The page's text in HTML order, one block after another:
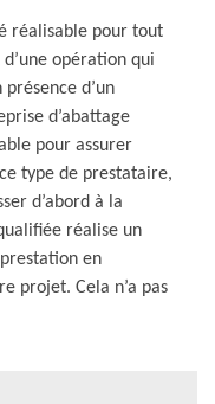
réalisable pour tout
opération qui
d’un
d’abattage
pour assurer
type de prestataire,
d’abord à la
réalise un
en
projet. Cela n’a pas